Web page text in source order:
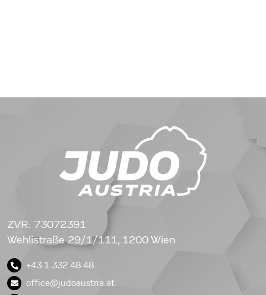
ZVR: 73072391
Wehlistraße 29/1/111, 1200 Wien
+43 1 332 48 48
office@judoaustria.at